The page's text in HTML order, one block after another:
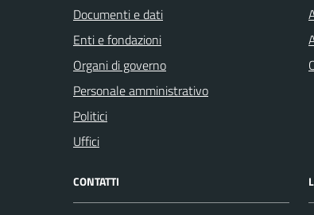
Documenti e dati
Enti e fondazioni
Organi di governo
Personale amministrativo
Politici
Uffici
CONTATTI